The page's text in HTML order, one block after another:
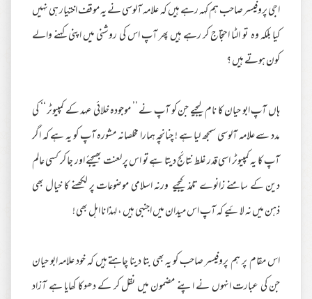
اجی پروفیسر صاحب ہم کہہ رہے ہیں کہ علامہ آلوسی نے یہ موقف اختیار ہی نہیں
کیا بلکہ وہ تو الٹا احتجاج کر رہے ہیں پھر آپ اس کی روشنی میں اپنی کہنے والے
کون ہوتے ہیں ؟
ہاں آپ ابو حیان کا نام لیجیے جن کو آپ نے ’’ موجودہ خلائی عہد کے کمپیوٹر ‘‘ کی
مدد سے علامہ آلوسی سمجھ لیا ہے ! چنانچہ ہمارا مخلصانہ مشورہ آپ کو یہ ہے کہ اگر
آپ کا یہ کمپیوٹر اسی قدر غلط نتائج دیتا ہے تو اس پر لعنت بھیجئے اور جا کر کسی عالم
دین کے سامنے زانوے تلمذ کیجیے ورنہ اسلامی موضوعات پر لکھنے کا خیال بھی
ذہن میں نہ لائیے کہ آپ اس میدان میں اجنبی ہیں ، لہذا نا اہل بھی !
اس مقام پر ہم پروفیسر صاحب کو یہ بھی بتا دینا چاہتے ہیں کہ خود علامہ ابو حیان
جن کی عبارت انہوں نے اپنے مضمون میں نقل کر کے دھوکا کھایا ہے آزاد